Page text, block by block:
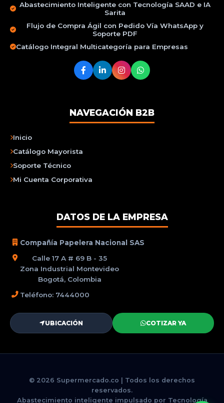
Abastecimiento Inteligente con Tecnología SAAD e IA
Sarita
Flujo de Compra Ágil con Pedido Vía WhatsApp y
Soporte PDF
Catálogo Integral Multicategoría para Empresas
NAVEGACIÓN B2B
Inicio
Catálogo Mayorista
Soporte Técnico
Mi Cuenta Corporativa
DATOS DE LA EMPRESA
Compañía Papelera Nacional SAS
Calle 17 A # 69 B - 35
Zona Industrial Montevideo
Bogotá, Colombia
Teléfono: 7444000
UBICACIÓN COTIZAR YA
© 2026 Supermercado.co | Todos los derechos
reservados.
Abastecimiento inteligente impulsado por Tecnología